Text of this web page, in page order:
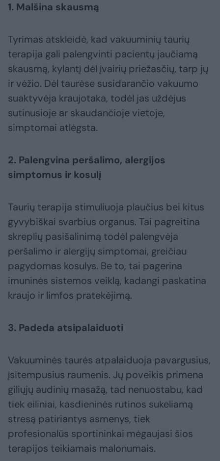
1. Malšina skausmą
Tyrimas atskleidė, kad vakuuminių taurių
terapija gali palengvinti pacientų jaučiamą
skausmą, kylantį dėl įvairių priežasčių, tarp jų
ir vėžio. Dėl taurėse susidarančio vakuumo
suaktyvėja kraujotaka, todėl jas uždėjus
sutinusioje ar skaudančioje vietoje,
simptomai atlėgsta.
2. Palengvina peršalimo, alergijos
simptomus ir kosulį
Taurių terapija stimuliuoja plaučius bei kitus
gyvybiškai svarbius organus. Tai pagreitina
skreplių pasišalinimą todėl palengvėja
peršalimo ir alergijų simptomai, greičiau
pagydomas kosulys. Be to, tai pagerina
imuninės sistemos veiklą, kadangi paskatina
kraujo ir limfos pratekėjimą.
3. Padeda atsipalaiduoti
Vakuuminės taurės atpalaiduoja pavargusius,
įsitempusius raumenis. Jų poveikis primena
giliųjų audinių masažą, tad nenuostabu, kad
tiek eiliniai, kasdieninės rutinos sukeliamą
stresą patiriantys asmenys, tiek
profesionalūs sportininkai mėgaujasi šios
terapijos teikiamais malonumais.